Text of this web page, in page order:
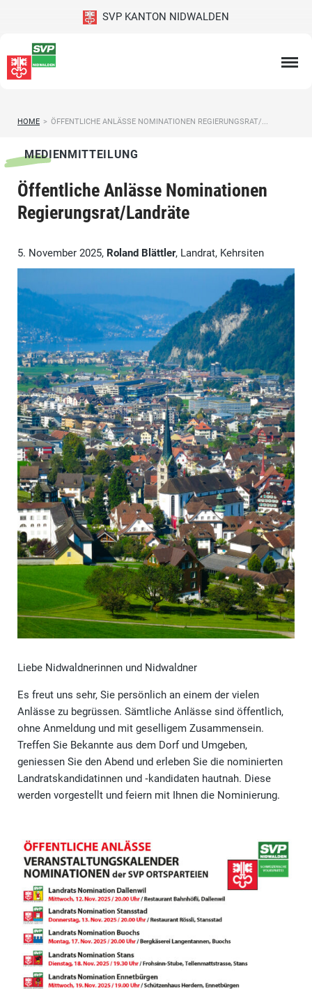
SVP KANTON NIDWALDEN
HOME > ÖFFENTLICHE ANLÄSSE NOMINATIONEN REGIERUNGSRAT/...
MEDIENMITTEILUNG
Öffentliche Anlässe Nominationen
Regierungsrat/Landräte
5. November 2025, Roland Blättler, Landrat, Kehrsiten
Liebe Nidwaldnerinnen und Nidwaldner
Es freut uns sehr, Sie persönlich an einem der vielen
Anlässe zu begrüssen. Sämtliche Anlässe sind öffentlich,
ohne Anmeldung und mit geselligem Zusammensein.
Treffen Sie Bekannte aus dem Dorf und Umgeben,
geniessen Sie den Abend und erleben Sie die nominierten
Landratskandidatinnen und ‑kandidaten hautnah. Diese
werden vorgestellt und feiern mit Ihnen die Nominierung.